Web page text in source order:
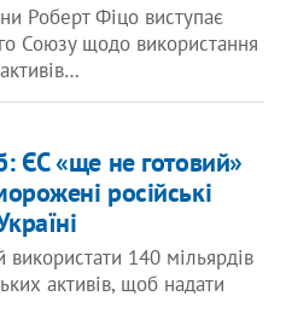
Роберт Фіцо виступає
Союзу щодо використання
ЄС «ще не готовий»
російські
140 мільярдів
активів, щоб надати